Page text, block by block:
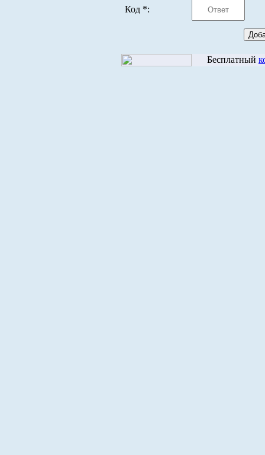
Код *:
Бесплатный